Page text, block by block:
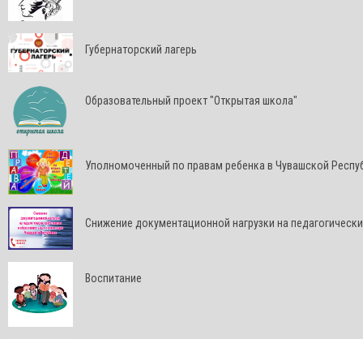
Губернаторский лагерь
Образовательный проект "Открытая школа"
Уполномоченный по правам ребенка в Чувашской
Снижение документационной нагрузки на
Воспитание